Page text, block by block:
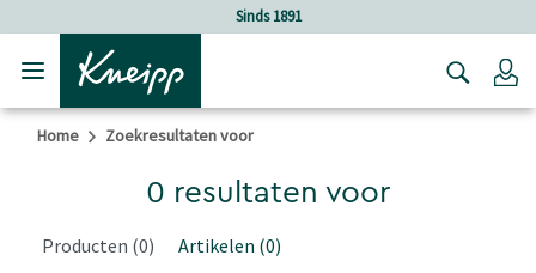
Verder gaan naar hoofdinhoud.Sinds 1891
Home Zoekresultaten voor
0 resultaten voor
Producten (0) Artikelen (0)